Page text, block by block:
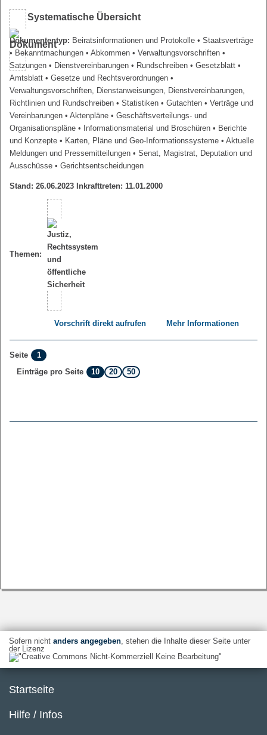
Systematische Übersicht
Dokumententyp: Beiratsinformationen und Protokolle • Staatsverträge
• Bekanntmachungen • Abkommen • Verwaltungsvorschriften •
Satzungen • Dienstvereinbarungen • Rundschreiben • Gesetzblatt •
Amtsblatt • Gesetze und Rechtsverordnungen •
Verwaltungsvorschriften, Dienstanweisungen, Dienstvereinbarungen,
Richtlinien und Rundschreiben • Statistiken • Gutachten • Verträge und
Vereinbarungen • Aktenpläne • Geschäftsverteilungs- und
Organisationspläne • Informationsmaterial und Broschüren • Berichte
und Konzepte • Karten, Pläne und Geo-Informationssysteme • Aktuelle
Meldungen und Pressemitteilungen • Senat, Magistrat, Deputation und
Ausschüsse • Gerichtsentscheidungen
Stand: 26.06.2023 Inkrafttreten: 11.01.2000
Themen:
Vorschrift direkt aufrufen Mehr Informationen
Seite
1
Einträge pro Seite
10 20 50
Sofern nicht anders angegeben, stehen die Inhalte dieser Seite unter
der Lizenz
Startseite
Hilfe / Infos